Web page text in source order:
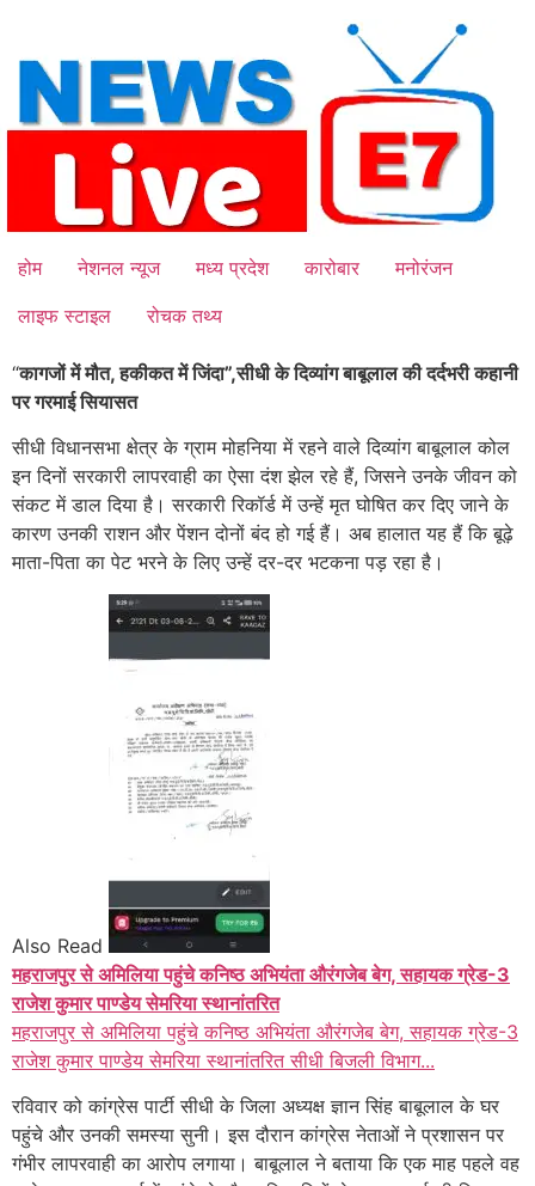
content
होम नेशनल न्यूज मध्य प्रदेश कारोबार
मनोरंजन
लाइफ स्टाइल
रोचक तथ्य
“कागजों में मौत, हकीकत में जिंदा”,सीधी के दिव्यांग बाबूलाल की दर्दभरी कहानी
पर गरमाई सियासत
सीधी विधानसभा क्षेत्र के ग्राम मोहनिया में रहने वाले दिव्यांग बाबूलाल कोल
इन दिनों सरकारी लापरवाही का ऐसा दंश झेल रहे हैं, जिसने उनके जीवन को
संकट में डाल दिया है। सरकारी रिकॉर्ड में उन्हें मृत घोषित कर दिए जाने के
कारण उनकी राशन और पेंशन दोनों बंद हो गई हैं। अब हालात यह हैं कि बूढ़े
माता-पिता का पेट भरने के लिए उन्हें दर-दर भटकना पड़ रहा है।
Also Read
महराजपुर से अमिलिया पहुंचे कनिष्ठ अभियंता औरंगजेब बेग, सहायक ग्रेड-3
राजेश कुमार पाण्डेय सेमरिया स्थानांतरित
महराजपुर से अमिलिया पहुंचे कनिष्ठ अभियंता औरंगजेब बेग, सहायक ग्रेड-3
राजेश कुमार पाण्डेय सेमरिया स्थानांतरित सीधी बिजली विभाग...
रविवार को कांग्रेस पार्टी सीधी के जिला अध्यक्ष ज्ञान सिंह बाबूलाल के घर
पहुंचे और उनकी समस्या सुनी। इस दौरान कांग्रेस नेताओं ने प्रशासन पर
गंभीर लापरवाही का आरोप लगाया। बाबूलाल ने बताया कि एक माह पहले वह